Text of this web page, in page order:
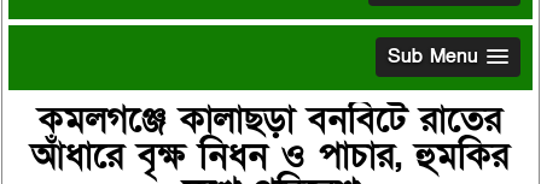
Sub Menu
কমলগঞ্জে কালাছড়া বনবিটে রাতের
আঁধারে বৃক্ষ নিধন ও পাচার, হুমকির